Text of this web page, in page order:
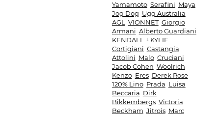
Yamamoto Serafini Maya
Jog Dog Ugg Australia
AGL
VIONNET Giorgio
Armani Alberto Guardiani
KENDALL + KYLIE
Cortigiani Castangia
Attolini Malo Cruciani
Jacob Cohen Woolrich
Kenzo Eres Derek Rose
120% Lino Prada Luisa
Beccaria Dirk
Bikkembergs Victoria
Beckham Jitrois Marc